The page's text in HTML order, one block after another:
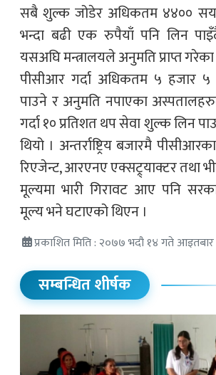
सबै शुल्क जोडेर अधिकतम ४४०० सय
भन्दा बढी एक रुपैयाँ पनि लिन
यसअघि मन्त्रालयले अनुमति प्राप्त
पीसीआर गर्दा अधिकतम ५ हजार
पाउने र अनुमति नपाएका
गर्दा १० प्रतिशत थप सेवा शुल्क लिन
थियो । अन्तर्राष्ट्रिय बजारमै
रिएजेन्ट, आरएनए एक्सट्र्याक्टर तथा
मूल्यमा भारी गिरावट आए पनि
मूल्य भने घटाएको थिएन ।
प्रकाशित मिति : २०७७ भदौ १४ गते आइतबार
सम्बन्धित शीर्षक